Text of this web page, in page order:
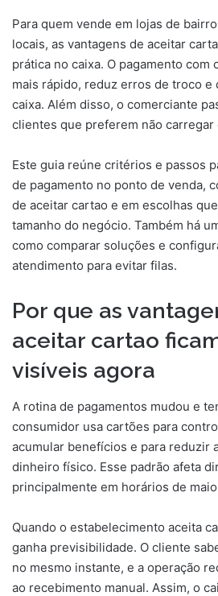
Para quem vende em lojas de
locais, as vantagens de aceitar
prática no caixa. O pagamento com
mais rápido, reduz erros de troco e
caixa. Além disso, o comerciante
clientes que preferem não carregar
Este guia reúne critérios e passos
de pagamento no ponto de venda,
de aceitar cartao e em escolhas
tamanho do negócio. Também há
como comparar soluções e
atendimento para evitar filas.
Por que as
aceitar cartao
visíveis agora
A rotina de pagamentos mudou e
consumidor usa cartões para
acumular benefícios e para reduzir
dinheiro físico. Esse padrão afeta
principalmente em horários de
Quando o estabelecimento aceita
ganha previsibilidade. O cliente
no mesmo instante, e a operação
ao recebimento manual. Assim, o